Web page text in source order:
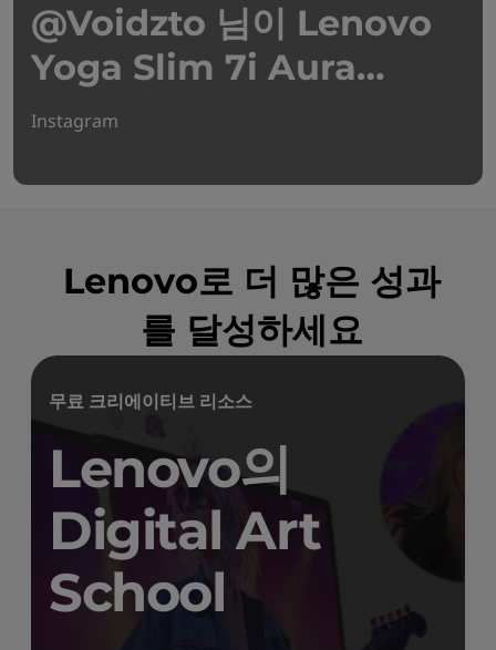
@Voidzto 님이 Lenovo
Yoga Slim 7i Aura
Edition으로 제작했습니다
Instagram
Lenovo로 더 많은 성과
를 달성하세요
무료 크리에이티브 리소스
Lenovo의
Digital Art
School